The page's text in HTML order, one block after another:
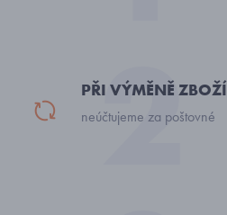
PŘI VÝMĚNĚ ZBOŽÍ
neúčtujeme za poštovné